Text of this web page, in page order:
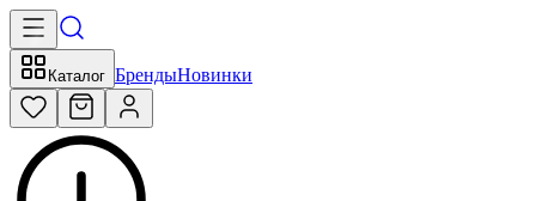
Каталог БрендыНовинки